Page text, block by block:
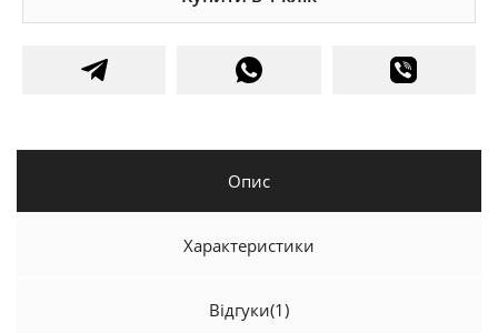
Опис
Характеристики
Відгуки(1)